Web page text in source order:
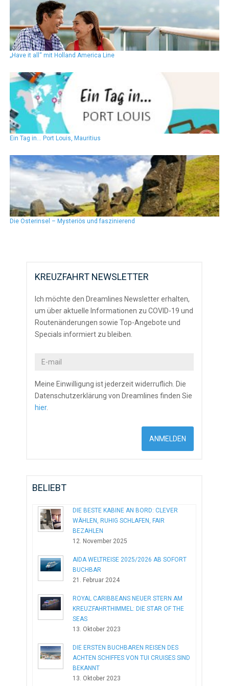
„Have it all“ mit Holland America Line
Ein Tag in… Port Louis, Mauritius
Die Osterinsel – Mysteriös und faszinierend
KREUZFAHRT NEWSLETTER
Ich möchte den Dreamlines Newsletter erhalten,
um über aktuelle Informationen zu COVID-19 und
Routenänderungen sowie Top-Angebote und
Specials informiert zu bleiben.
Meine Einwilligung ist jederzeit widerruflich. Die
Datenschutzerklärung von Dreamlines finden Sie
hier.
BELIEBT
DIE BESTE KABINE AN BORD: CLEVER
WÄHLEN, RUHIG SCHLAFEN, FAIR
BEZAHLEN
12. November 2025
AIDA WELTREISE 2025/2026 AB SOFORT
BUCHBAR
21. Februar 2024
ROYAL CARIBBEANS NEUER STERN AM
KREUZFAHRTHIMMEL: DIE STAR OF THE
SEAS
13. Oktober 2023
DIE ERSTEN BUCHBAREN REISEN DES
ACHTEN SCHIFFES VON TUI CRUISES SIND
BEKANNT
13. Oktober 2023